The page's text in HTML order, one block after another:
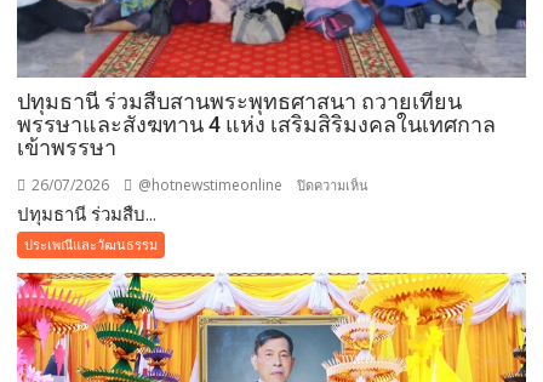
ปทุมธานี ร่วมสืบสานพระพุทธศาสนา ถวายเทียน
พรรษาและสังฆทาน 4 แห่ง เสริมสิริมงคลในเทศกาล
เข้าพรรษา
26/07/2026 @hotnewstimeonline ปิดความเห็น
ศาสนา
ถวาย
เทียน
พรรษา
ปทุมธานี ร่วมสืบ...
ประเพณีและวัฒนธรรม